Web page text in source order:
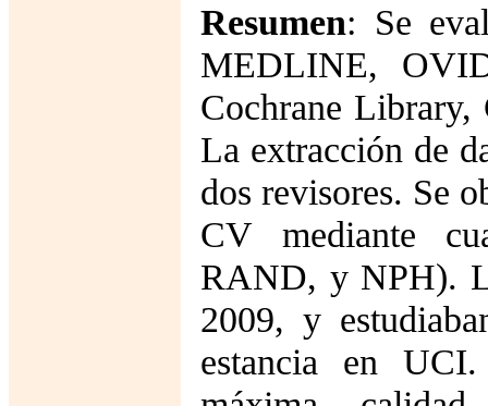
Resumen: Se
MEDLINE,
Cochrane Library,
La extracción de
dos revisores. Se
CV mediante
RAND, y NPH).
2009, y
estancia en